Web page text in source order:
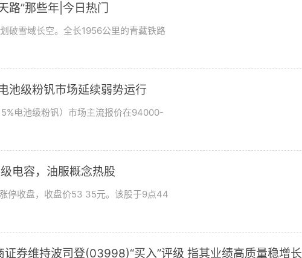
路”那些年|今日热门
破雪域长空。全长1956公里的青藏铁路
池级粉钒市场延续弱势运行
电池级粉钒）市场主流报价在94000-
电容，油服概念热股
停收盘，收盘价53 35元。该股于9点44
券维持波司登(03998)“买入”评级 指其业绩高质量稳增长